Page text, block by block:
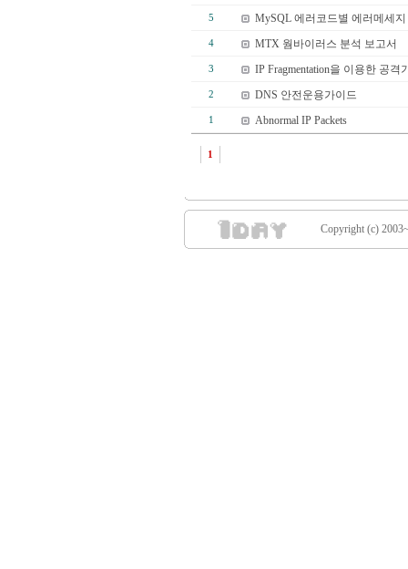
5 MySQL 에러코드별 에러메세
4 MTX 웜바이러스 분석 보고서
3 IP Fragmentation을 이용한 공격
2 DNS 안전운용가이드
1 Abnormal IP Packets
1
Copyright (c)